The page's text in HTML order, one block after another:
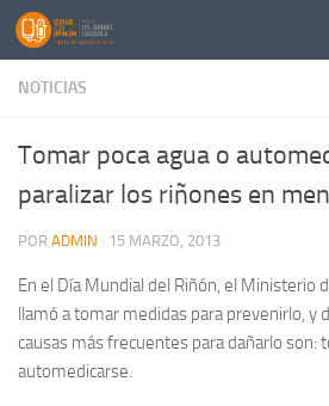
Saltar al contenido
NOTICIAS
Tomar poca agua o
paralizar los riñones en
POR ADMIN · 15 MARZO, 2013
En el Día Mundial del Riñón, el Ministerio
llamó a tomar medidas para prevenirlo, y
causas más frecuentes para dañarlo son:
automedicarse.